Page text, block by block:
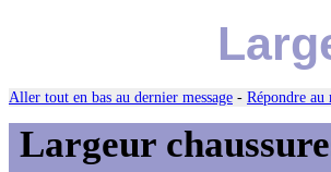
Aller tout en bas au dernier message - Répondre au
Largeur